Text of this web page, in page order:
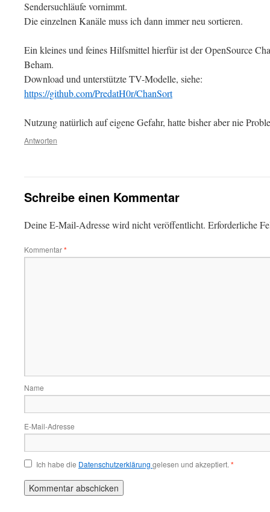
Sendersuchläufe vornimmt.
Die einzelnen Kanäle muss ich dann immer neu sortieren.
Ein kleines und feines Hilfsmittel hierfür ist der OpenSource
Beham.
Download und unterstützte TV-Modelle, siehe:
https://github.com/PredatH0r/ChanSort
Nutzung natürlich auf eigene Gefahr, hatte bisher aber nie
Antworten
Schreibe einen Kommentar
Deine E-Mail-Adresse wird nicht veröffentlicht. Erforderliche
Kommentar*
Name
E-Mail-Adresse
Ich habe die Datenschutzerklärung gelesen und akzeptiert. *